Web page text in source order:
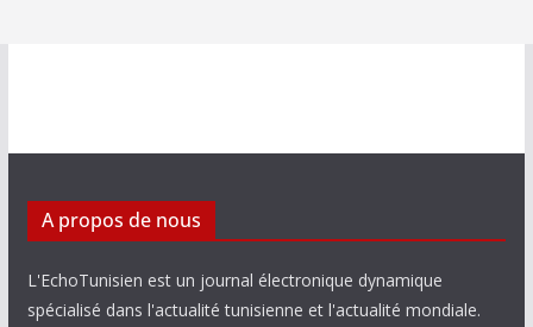
A propos de nous
L'EchoTunisien est un journal électronique dynamique
spécialisé dans l'actualité tunisienne et l'actualité mondiale.